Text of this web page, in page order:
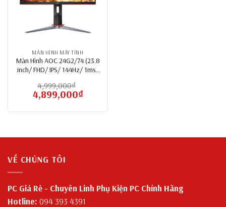
MÀN HÌNH MÁY TÍNH
Màn Hình AOC 24G2/74 (23.8
inch/ FHD/ IPS/ 144Hz/ 1ms/
FreeSync)
4,999,000₫
Giá
gốc
4,999,000₫.
4,899,000₫Giá
hiện
là:
VỀ CHÚNG TÔI
PC Giá Rẻ - Chuyên Linh Phụ Kiện PC Chính Hãng
Hotline: 094 393 4391